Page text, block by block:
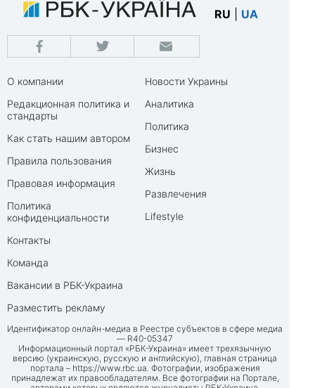
RU UA
О компании
Редакционная политика и
стандарты
Как стать нашим автором
Правила пользования
Правовая информация
Политика
конфиденциальности
Контакты
Команда
Вакансии в РБК-Украина
Разместить рекламу
Новости Украины
Аналитика
Политика
Бизнес
Жизнь
Развлечения
Lifestyle
Идентификатор онлайн-медиа в Реестре субъектов в сфере медиа
— R40-05347
Информационный портал «РБК-Украина» имеет трехязычную
версию (украинскую, русскую и английскую), главная страница
портала – https://www.rbc.ua . Фотографии, изображения
принадлежат их правообладателям. Все фотографии на Портале,